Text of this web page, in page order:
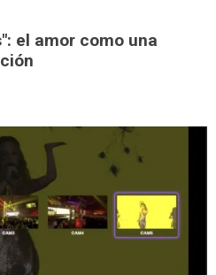
el amor como una